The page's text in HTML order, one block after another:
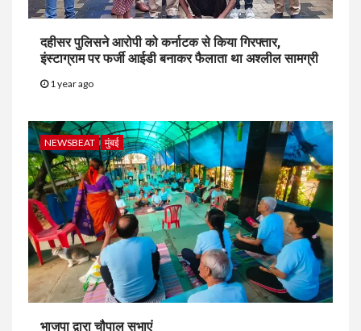
दहीसर पुलिसने आरोपी को कर्नाटक से किया गिरफ्तार,
इंस्टाग्राम पर फर्जी आईडी बनाकर फैलाता था अश्लील सामग्री
1 year ago
NEWSBEAT मुंबई
भाजपा द्वारा चौपाल सभाएं